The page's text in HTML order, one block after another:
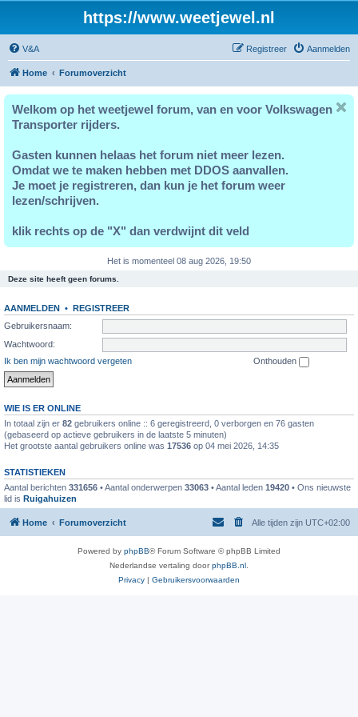
https://www.weetjewel.nl
V&A Aanmelden
Registreer
Home Forumoverzicht
Welkom op het weetjewel forum, van en voor Volkswagen
Transporter rijders.
Gasten kunnen helaas het forum niet meer lezen.
Omdat we te maken hebben met DDOS aanvallen.
Je moet je registreren, dan kun je het forum weer
lezen/schrijven.
klik rechts op de "X" dan verdwijnt dit veld
Het is momenteel 08 aug 2026, 19:50
Deze site heeft geen forums.
AANMELDEN • REGISTREER
Gebruikersnaam:
Wachtwoord:
Ik ben mijn wachtwoord vergeten
Onthouden
WIE IS ER ONLINE
In totaal zijn er 82 gebruikers online :: 6 geregistreerd, 0 verborgen en 76 gasten
(gebaseerd op actieve gebruikers in de laatste 5 minuten)
Het grootste aantal gebruikers online was 17536 op 04 mei 2026, 14:35
STATISTIEKEN
Aantal berichten 331656 • Aantal onderwerpen 33063 • Aantal leden 19420 • Ons nieuwste
lid is Ruigahuizen
Home Forumoverzicht Alle tijden zijn UTC+02:00
Powered by phpBB® Forum Software © phpBB Limited
Nederlandse vertaling doorphpBB.nl
Privacy | Gebruikersvoorwaarden